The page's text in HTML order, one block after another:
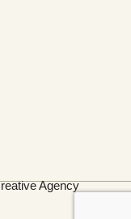
Agency